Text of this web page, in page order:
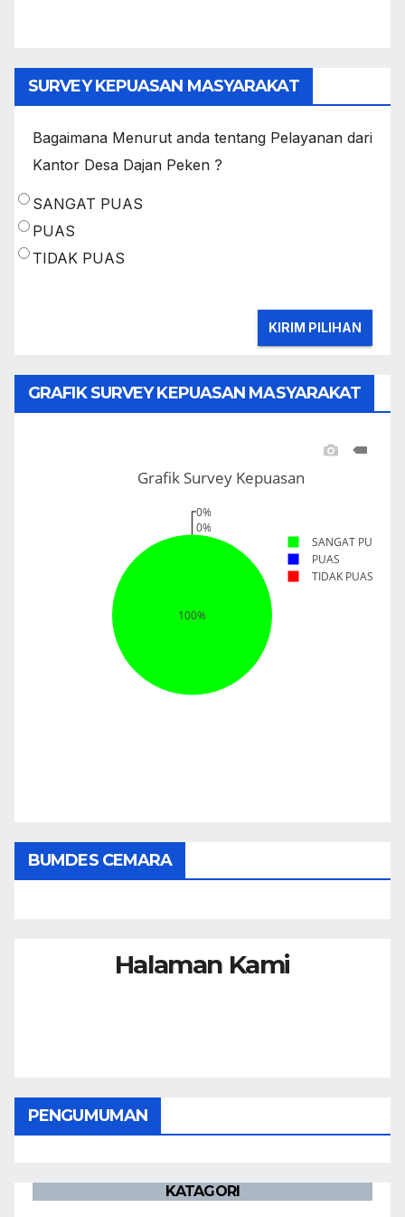
SURVEY KEPUASAN MASYARAKAT
Bagaimana Menurut anda tentang Pelayanan dari
Kantor Desa Dajan Peken ?
SANGAT PUAS
PUAS
TIDAK PUAS
GRAFIK SURVEY KEPUASAN MASYARAKAT
BUMDES CEMARA
Halaman Kami
PENGUMUMAN
KATAGORI